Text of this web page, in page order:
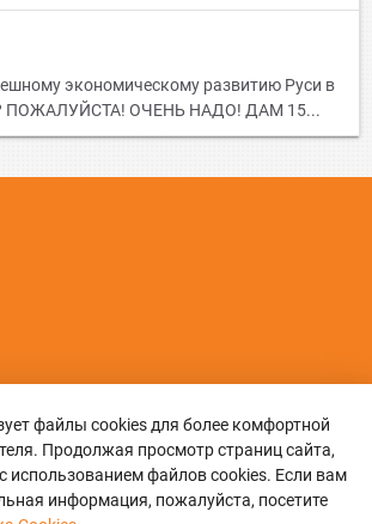
экономическому развитию Руси в
ПОЖАЛУЙСТА! ОЧЕНЬ НАДО! ДАМ 15...
2026
файлы cookies для более комфортной
Продолжая просмотр страниц сайта,
использованием файлов cookies. Если вам
информация, пожалуйста, посетите